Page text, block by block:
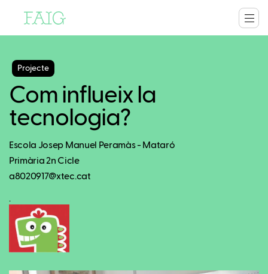
Projecte
Com influeix la
tecnologia?
Escola Josep Manuel Peramàs - Mataró
Primària 2n Cicle
a8020917@xtec.cat
.